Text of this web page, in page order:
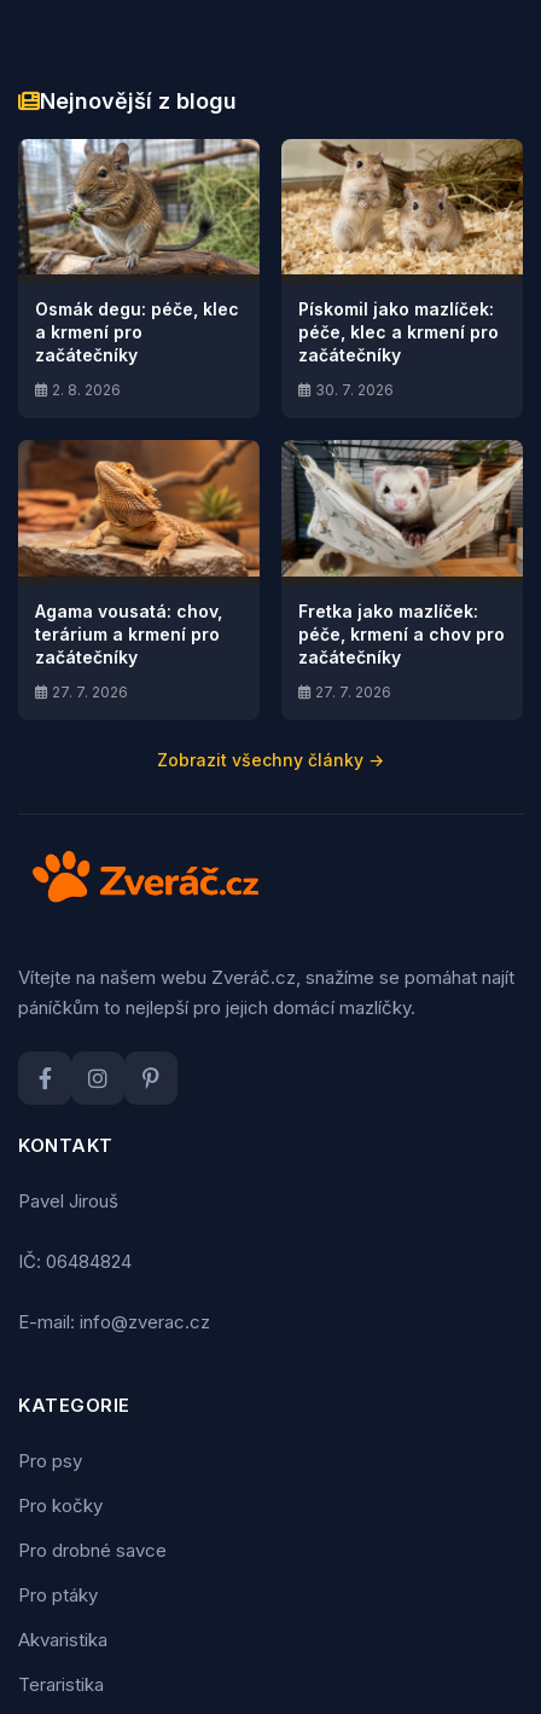
Nejnovější z blogu
Osmák degu: péče, klec
a krmení pro
začátečníky
2. 8. 2026
Pískomil jako mazlíček:
péče, klec a krmení pro
začátečníky
30. 7. 2026
Agama vousatá: chov,
terárium a krmení pro
začátečníky
27. 7. 2026
Fretka jako mazlíček:
péče, krmení a chov pro
začátečníky
27. 7. 2026
Zobrazit všechny články →
Vítejte na našem webu Zveráč.cz, snažíme se pomáhat najít
páníčkům to nejlepší pro jejich domácí mazlíčky.
KONTAKT
Pavel Jirouš
IČ: 06484824
E-mail: info@zverac.cz
KATEGORIE
Pro psy
Pro kočky
Pro drobné savce
Pro ptáky
Akvaristika
Teraristika